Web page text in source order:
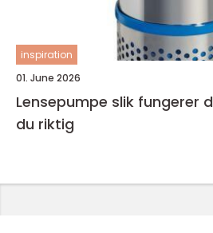
inspiration
01. June 2026
Lensepumpe slik fungerer den og slik velger
du riktig